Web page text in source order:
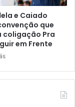
e Caiado
que
coligação Pra
em Frente